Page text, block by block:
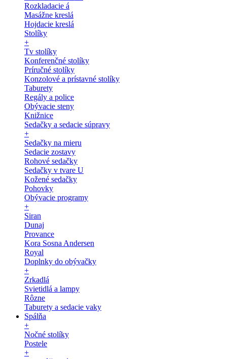
Rozkladacie á
Masážne kreslá
Hojdacie kreslá
Stolíky
+
Tv stolíky
Konferenčné stolíky
Príručné stolíky
Konzolové a prístavné stolíky
Taburety
Regály a police
Obývacie steny
Knižnice
Sedačky a sedacie súpravy
+
Sedačky na mieru
Sedacie zostavy
Rohové sedačky
Sedačky v tvare U
Kožené sedačky
Pohovky
Obývacie programy
+
Siran
Dunaj
Provance
Kora Sosna Andersen
Royal
Doplnky do obývačky
+
Zrkadlá
Svietidlá a lampy
Rôzne
Taburety a sedacie vaky
Spálňa
+
Nočné stolíky
Postele
+